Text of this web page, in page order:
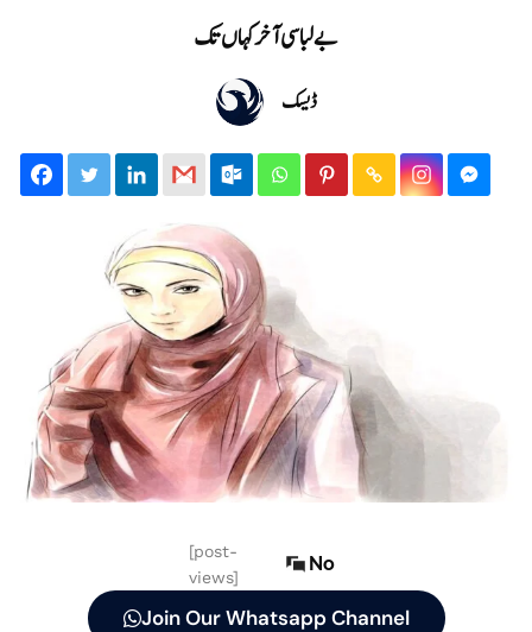
بے لباسی آخر کہاں تک
ڈیسک
[post-
views]
No
Join Our Whatsapp Channel